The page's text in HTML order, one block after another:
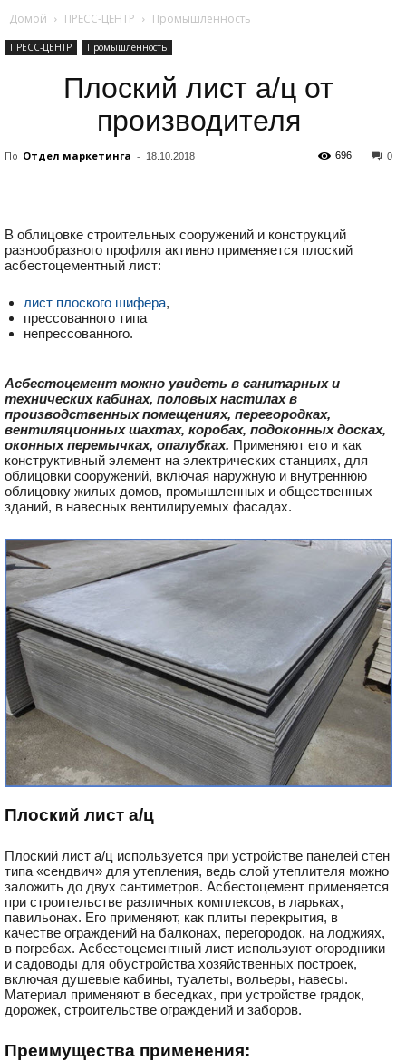
Домой ПРЕСС-ЦЕНТР Промышленность
ПРЕСС-ЦЕНТР Промышленность
Плоский лист а/ц от
производителя
По Отдел маркетинга - 18.10.2018 0
696
В облицовке строительных сооружений и конструкций
разнообразного профиля активно применяется плоский
асбестоцементный лист:
лист плоского шифера,
прессованного типа
непрессованного.
Асбестоцемент можно увидеть в санитарных и
технических кабинах, половых настилах в
производственных помещениях, перегородках,
вентиляционных шахтах, коробах, подоконных досках,
оконных перемычках, опалубках. Применяют его и как
конструктивный элемент на электрических станциях, для
облицовки сооружений, включая наружную и внутреннюю
облицовку жилых домов, промышленных и общественных
зданий, в навесных вентилируемых фасадах.
Плоский лист а/ц
Плоский лист а/ц используется при устройстве панелей стен
типа «сендвич» для утепления, ведь слой утеплителя можно
заложить до двух сантиметров. Асбестоцемент применяется
при строительстве различных комплексов, в ларьках,
павильонах. Его применяют, как плиты перекрытия, в
качестве ограждений на балконах, перегородок, на лоджиях,
в погребах. Асбестоцементный лист используют огородники
и садоводы для обустройства хозяйственных построек,
включая душевые кабины, туалеты, вольеры, навесы.
Материал применяют в беседках, при устройстве грядок,
дорожек, строительстве ограждений и заборов.
Преимущества применения: